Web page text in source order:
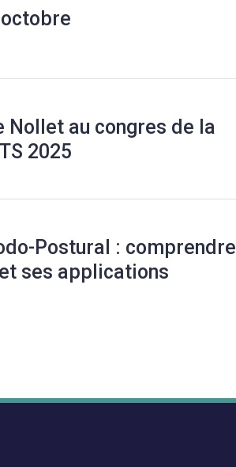
octobre
Nollet au congres de la
2025
Postural : comprendre
ses applications